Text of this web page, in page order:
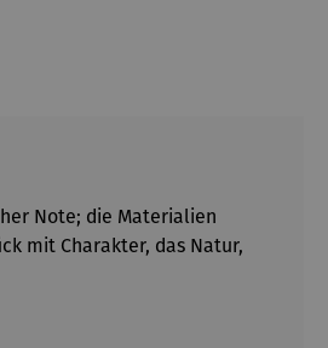
Note; die Materialien
mit Charakter, das Natur,